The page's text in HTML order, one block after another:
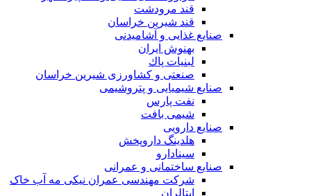
قند مرودشت
قند شیرین خراسان
صنایع غذايی و آشاميدنی
بهنوش ایران
لبنيات پاك
صنعتی و کشاورزی شیرین خراسان
صنایع شیمیایی و پتروشیمی
نفت پارس
شیمی بافت
صنایع دارویی
هلدینگ داروپخش
سینادارو
صنایع ساختمانی و عمرانی
شرکت مهندسی عمران نیکی مه آب خاک
ایتالران